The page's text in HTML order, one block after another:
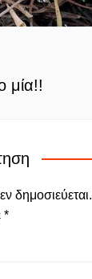
μία!!
δημοσιεύεται.
*